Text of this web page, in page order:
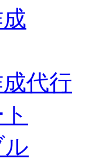
代行